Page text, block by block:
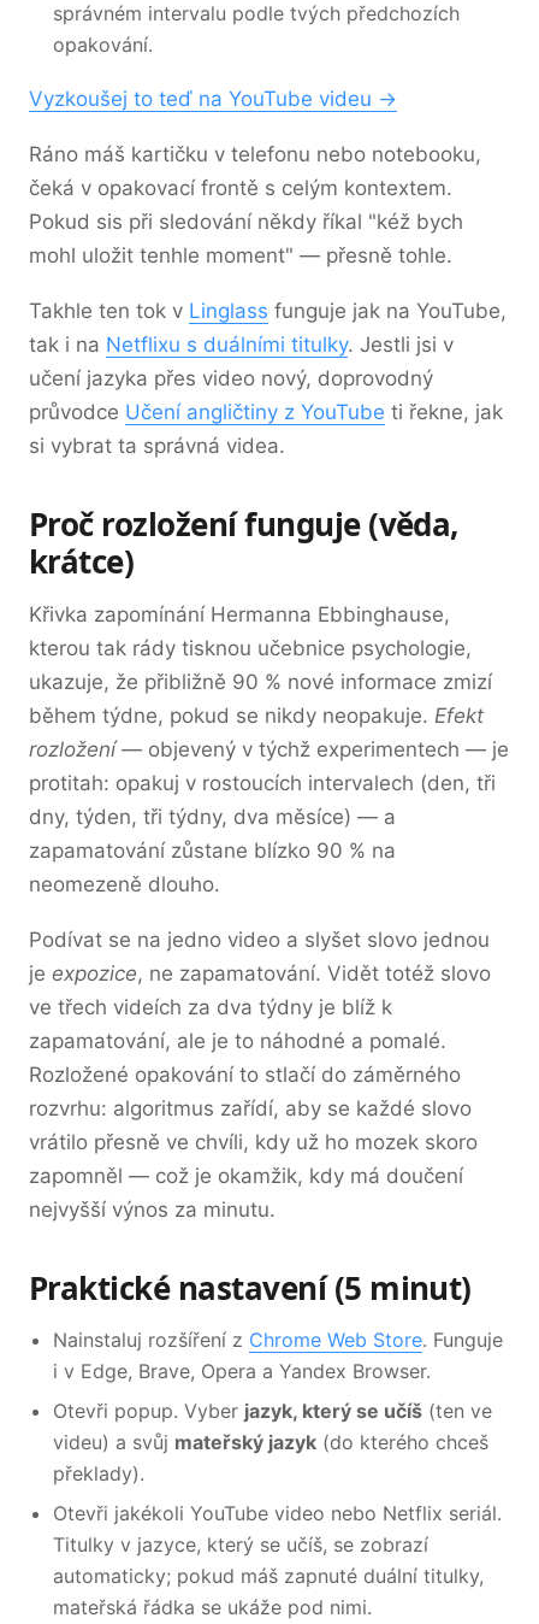
správném intervalu podle tvých předchozích
opakování.
Vyzkoušej to teď na YouTube videu →
Ráno máš kartičku v telefonu nebo notebooku,
čeká v opakovací frontě s celým kontextem.
Pokud sis při sledování někdy říkal "kéž bych
mohl uložit tenhle moment" — přesně tohle.
Takhle ten tok v Linglass funguje jak na YouTube,
tak i na Netflixu s duálními titulky. Jestli jsi v
učení jazyka přes video nový, doprovodný
průvodce Učení angličtiny z YouTube ti řekne, jak
si vybrat ta správná videa.
Proč rozložení funguje (věda,
krátce)
Křivka zapomínání Hermanna Ebbinghause,
kterou tak rády tisknou učebnice psychologie,
ukazuje, že přibližně 90 % nové informace zmizí
během týdne, pokud se nikdy neopakuje. Efekt
rozložení— objevený v týchž experimentech — je
protitah: opakuj v rostoucích intervalech (den, tři
dny, týden, tři týdny, dva měsíce) — a
zapamatování zůstane blízko 90 % na
neomezeně dlouho.
Podívat se na jedno video a slyšet slovo jednou
je expozice, ne zapamatování. Vidět totéž slovo
ve třech videích za dva týdny je blíž k
zapamatování, ale je to náhodné a pomalé.
Rozložené opakování to stlačí do záměrného
rozvrhu: algoritmus zařídí, aby se každé slovo
vrátilo přesně ve chvíli, kdy už ho mozek skoro
zapomněl — což je okamžik, kdy má doučení
nejvyšší výnos za minutu.
Praktické nastavení (5 minut)
Nainstaluj rozšíření z Chrome Web Store. Funguje
i v Edge, Brave, Opera a Yandex Browser.
Otevři popup. Vyber jazyk, který se učíš (ten ve
videu) a svůj mateřský jazyk (do kterého chceš
překlady).
Otevři jakékoli YouTube video nebo Netflix seriál.
Titulky v jazyce, který se učíš, se zobrazí
automaticky; pokud máš zapnuté duální titulky,
mateřská řádka se ukáže pod nimi.